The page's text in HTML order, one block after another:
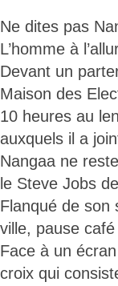
Ne dites pas
L’homme à
Devant un
Maison des
10 heures au
auxquels il a
Nangaa ne
le Steve Jobs
Flanqué de son
ville, pause
Face à un
croix qui